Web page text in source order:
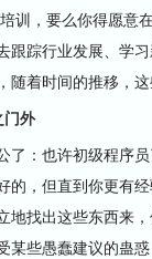
训，要么你得愿意
跟踪行业发展、学
随着时间的推移，这
门外
：也许初级程序员
的，但直到你更有
地找出这些东西来
某些愚蠢建议的蛊